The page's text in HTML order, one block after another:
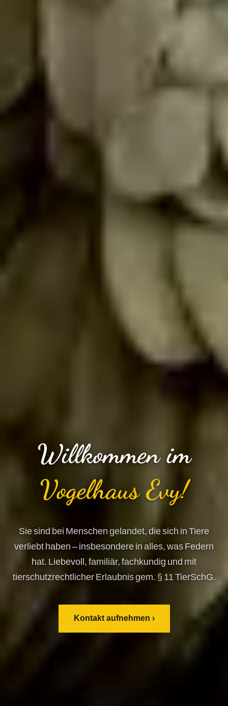
Willkommen im
Vogelhaus Evy!
Sie sind bei Menschen gelandet, die sich in Tiere
verliebt haben – insbesondere in alles, was Federn
hat. Liebevoll, familiär, fachkundig und mit
tierschutzrechtlicher Erlaubnis gem. § 11 TierSchG.
Kontakt aufnehmen ›